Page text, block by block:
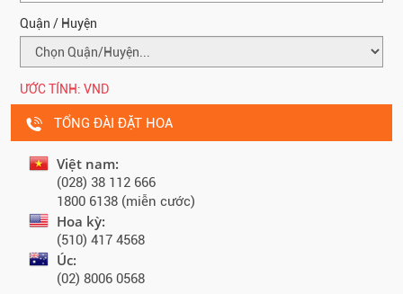
Quận / Huyện
ƯỚC TÍNH: VND
TỔNG ĐÀI ĐẶT HOA
Việt nam:
(028) 38 112 666
1800 6138 (miễn cước)
Hoa kỳ:
(510) 417 4568
Úc:
(02) 8006 0568